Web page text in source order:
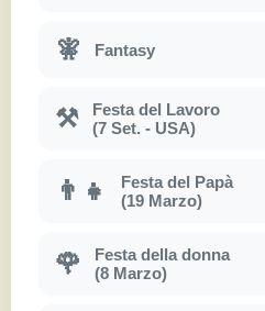
🧚 Fantasy
⚒
Festa del Lavoro
(7 Set. - USA)
👨‍👧
Festa del Papà
(19 Marzo)
🌹
Festa della donna
(8 Marzo)